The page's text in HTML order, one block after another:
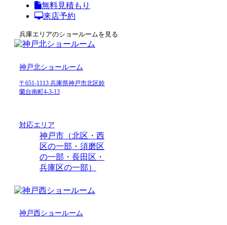
無料見積もり
来店予約
兵庫エリアのショールームを見る
神戸北ショールーム
〒651-1113 兵庫県神戸市北区鈴
蘭台南町4-3-13
対応エリア
神戸市（北区・西
区の一部・須磨区
の一部・長田区・
兵庫区の一部）
神戸西ショールーム